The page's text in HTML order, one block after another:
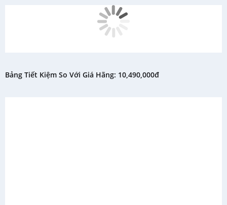
Bảng Tiết Kiệm So Với Giá Hãng: 10,490,000đ